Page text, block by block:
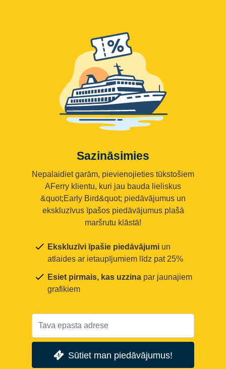
Sazināsimies
Nepalaidiet garām, pievienojieties tūkstošiem
AFerry klientu, kuri jau bauda lieliskus
&quot;Early Bird&quot; piedāvājumus un
ekskluzīvus īpašos piedāvājumus plašā
maršrutu klāstā!
Ekskluzīvi īpašie piedāvājumi un
atlaides ar ietaupījumiem līdz pat 25%
Esiet pirmais, kas uzzina par jaunajiem
grafikiem
Sūtiet man piedāvājumus!